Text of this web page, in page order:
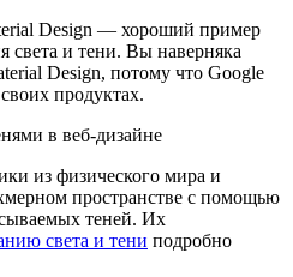
Design — хороший пример
света и тени. Вы наверняка
Design, потому что Google
продуктах.
из физического мира и
пространстве с помощью
теней. Их
света и тени подробно